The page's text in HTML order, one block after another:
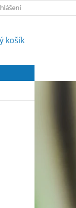
OD KUPNÍ
košík